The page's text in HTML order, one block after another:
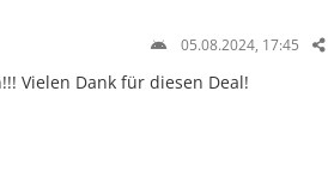
05.08.2024, 17:45
Vielen Dank für diesen Deal!